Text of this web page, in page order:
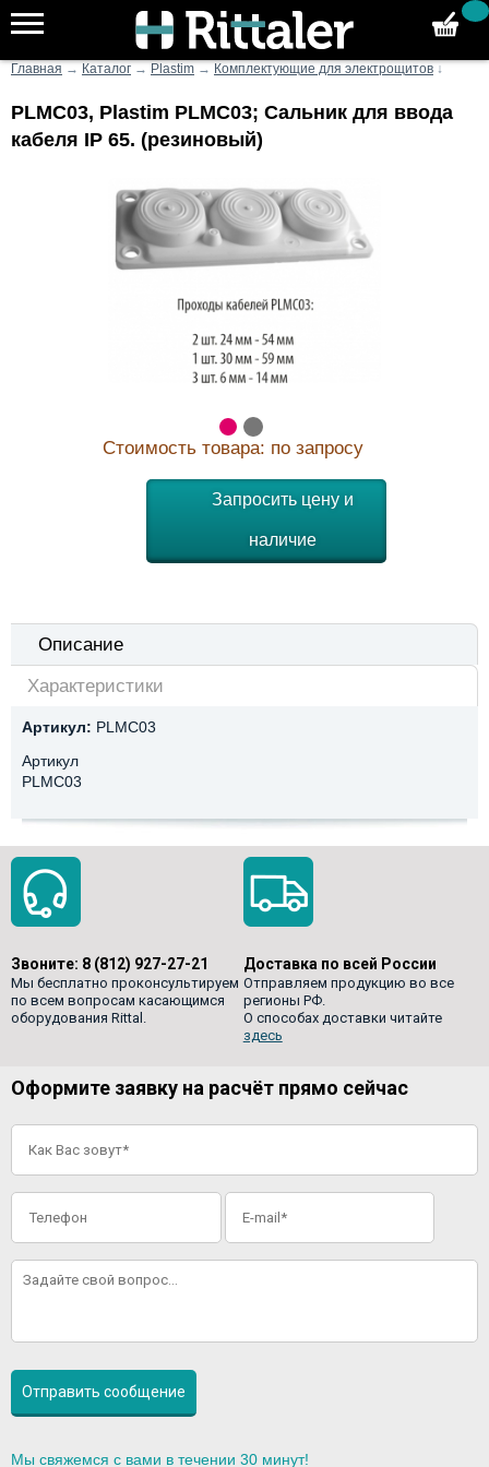
Главная → Каталог → Plastim → Комплектующие для электрощитов ↓
PLMC03, Plastim PLMC03; Сальник для ввода
кабеля IP 65. (резиновый)
Стоимость товара: по запросу
Запросить цену и
наличие
Описание
Характеристики
Артикул: PLMC03
Артикул
PLMC03
Звоните: 8 (812) 927-27-21
Мы бесплатно проконсультируем
по всем вопросам касающимся
оборудования Rittal.
Доставка по всей России
Отправляем продукцию во все
регионы РФ.
О способах доставки читайте
здесь
Оформите заявку на расчёт прямо сейчас
Мы свяжемся с вами в течении 30 минут!